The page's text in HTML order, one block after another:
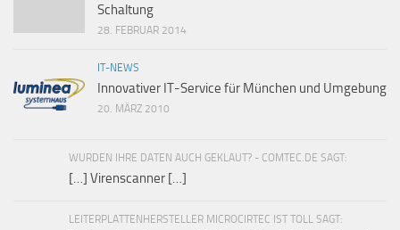
Schaltung
28. FEBRUAR 2014
IT-NEWS
Innovativer IT-Service für München und Umgebung
20. MÄRZ 2010
WURDEN IHRE DATEN AUCH GEKLAUT? - COMTEC.DE SAGT:
[…] Virenscanner […]
LEITERPLATTENHERSTELLER MICROCIRTEC IST TOLL SAGT: